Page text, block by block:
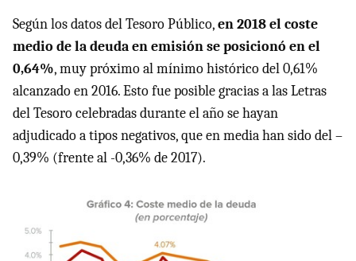
Según los datos del Tesoro Público,en 2018 el coste
medio de la deuda en emisión se posicionó en el
0,64%, muy próximo al mínimo histórico del 0,61%
alcanzado en 2016. Esto fue posible gracias a las Letras
del Tesoro celebradas durante el año se hayan
adjudicado a tipos negativos, que en media han sido del –
0,39% (frente al -0,36% de 2017).